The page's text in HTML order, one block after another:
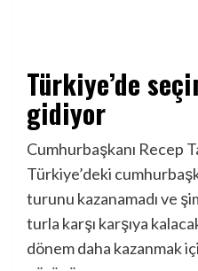
Türkiye’de
gidiyor
Cumhurbaşkanı Recep
Türkiye’deki
turunu kazanamadı ve
turla karşı karşıya
dönem daha kazanmak